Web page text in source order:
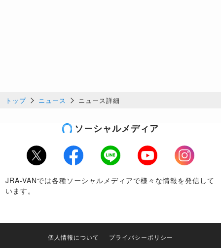
トップ ニュース ニュース詳細
ソーシャルメディア
Twitter Facebook LINE Youtube
Instagram
JRA-VANでは各種ソーシャルメディアで様々な情報を発信して
います。
個人情報について プライバシーポリシー